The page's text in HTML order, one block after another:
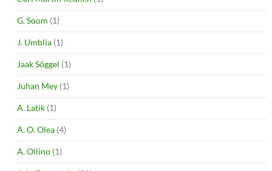
G. Soom (1)
J. Umblia (1)
Jaak Sõggel (1)
Juhan Mey (1)
A. Latik (1)
A. O. Olea (4)
A. Ollino (1)